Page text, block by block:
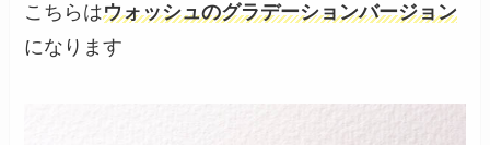
こちらはウォッシュのグラデーションバージョン
になります